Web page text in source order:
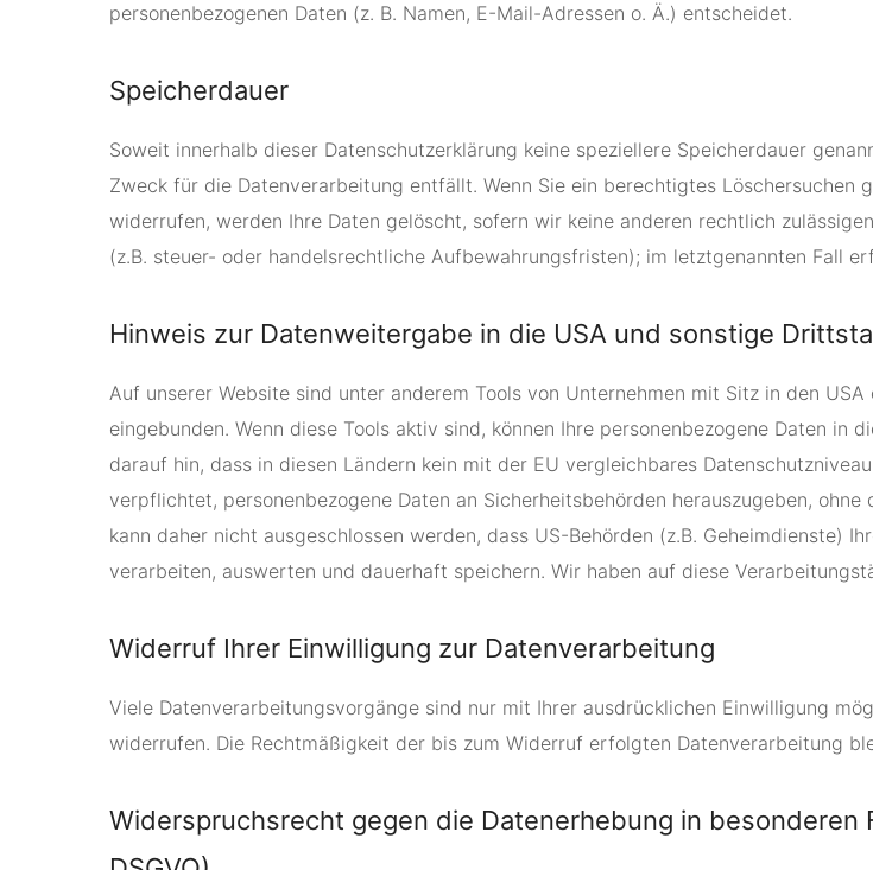
personenbezogenen Daten (z. B. Namen, E-Mail-Adressen o. Ä.) entscheidet.
Speicherdauer
Soweit innerhalb dieser Datenschutzerklärung keine speziellere Speicherdauer
Zweck für die Datenverarbeitung entfällt. Wenn Sie ein berechtigtes Löschersuchen
widerrufen, werden Ihre Daten gelöscht, sofern wir keine anderen rechtlich
(z.B. steuer- oder handelsrechtliche Aufbewahrungsfristen); im letztgenannten Fall
Hinweis zur Datenweitergabe in die USA und sonstige
Auf unserer Website sind unter anderem Tools von Unternehmen mit Sitz in den
eingebunden. Wenn diese Tools aktiv sind, können Ihre personenbezogene Daten
darauf hin, dass in diesen Ländern kein mit der EU vergleichbares
verpflichtet, personenbezogene Daten an Sicherheitsbehörden herauszugeben,
kann daher nicht ausgeschlossen werden, dass US-Behörden (z.B. Geheimdienste)
verarbeiten, auswerten und dauerhaft speichern. Wir haben auf diese
Widerruf Ihrer Einwilligung zur Datenverarbeitung
Viele Datenverarbeitungsvorgänge sind nur mit Ihrer ausdrücklichen Einwilligung
widerrufen. Die Rechtmäßigkeit der bis zum Widerruf erfolgten Datenverarbeitung
Widerspruchsrecht gegen die Datenerhebung in besonderen